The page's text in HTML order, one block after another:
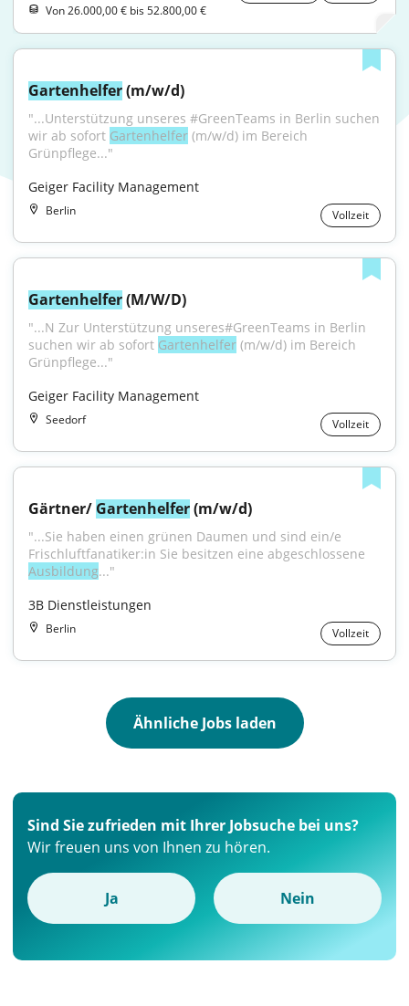
Von 26.000,00 € bis 52.800,00 €
Gartenhelfer (m/w/d)
"...Unterstützung unseres #GreenTeams in Berlin suchen
wir ab sofort Gartenhelfer (m/w/d) im Bereich
Grünpflege..."
Geiger Facility Management
Berlin Vollzeit
Gartenhelfer (M/W/D)
"...N Zur Unterstützung unseres#GreenTeams in Berlin
suchen wir ab sofort Gartenhelfer (m/w/d) im Bereich
Grünpflege..."
Geiger Facility Management
Seedorf Vollzeit
Gärtner/ Gartenhelfer (m/w/d)
"...Sie haben einen grünen Daumen und sind ein/e
Ausbildung..."
3B Dienstleistungen
Berlin Vollzeit
Ähnliche Jobs laden
Sind Sie zufrieden mit Ihrer Jobsuche bei uns?
Wir freuen uns von Ihnen zu hören.
Ja Nein